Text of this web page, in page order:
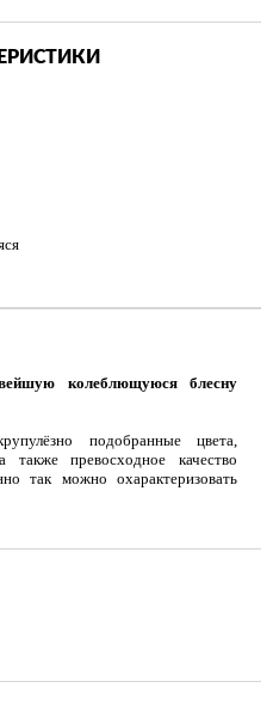
колеблющуюся блесну
подобранные цвета,
превосходное качество
так можно охарактеризовать
успешно применяться в ловле
У опытного рыбака в арсенале
и он знает, когда и как их
Yoshi Onyx окажется